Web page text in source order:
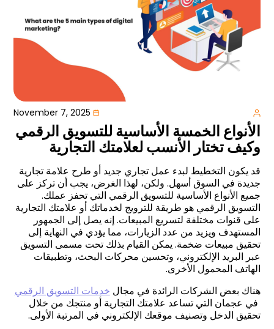
November 7, 2025
الأنواع الخمسة الأساسية للتسويق الرقمي
وكيف تختار الأنسب لعلامتك التجارية
قد يكون التخطيط لبدء عمل تجاري جديد أو طرح علامة تجارية
جديدة في السوق أسهل. ولكن، لهذا الغرض، يجب أن تركز على
جميع الأنواع الأساسية للتسويق الرقمي التي تحفز عملك.
التسويق الرقمي هو طريقة للترويج لخدماتك أو علامتك التجارية
على قنوات مختلفة لتسريع المبيعات. إنه يصل إلى الجمهور
المستهدف ويزيد من عدد الزيارات، مما يؤدي في النهاية إلى
تحقيق مبيعات ضخمة. يمكن القيام بذلك تحت مسمى التسويق
عبر البريد الإلكتروني، وتحسين محركات البحث، وتطبيقات
الهاتف المحمول الأخرى.
هناك بعض الشركات الرائدة في مجال خدمات التسويق الرقمي
في عجمان التي تساعد علامتك التجارية أو منتجك من خلال
تحقيق الدخل وتصنيف موقعك الإلكتروني في المرتبة الأولى.